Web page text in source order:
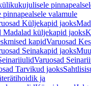
valamule
Küljekapid jaoks
Madalad küljekapid jaoks
kapidVaruosad
Seinakapid jaoks
Varuosad
Tarvikud jaoks
ja